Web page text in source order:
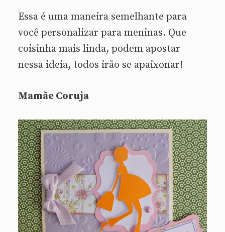
Essa é uma maneira semelhante para
você personalizar para meninas. Que
coisinha mais linda, podem apostar
nessa ideia, todos irão se apaixonar!
Mamãe Coruja